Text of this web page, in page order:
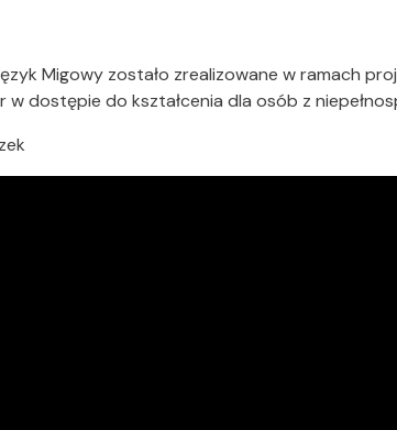
Migowy zostało zrealizowane w ramach
w dostępie do kształcenia dla osób z